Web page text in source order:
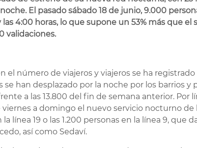
El pasado sábado 18 de junio, 9.000
4:00 horas, lo que supone un 53% más que el
validaciones.
el número de viajeros y viajeros se ha
se han desplazado por la noche por los barrios y
a las 13.800 del fin de semana anterior. Por
a domingo el nuevo servicio nocturno de
línea 19 o las 1.200 personas en la línea 9, que
así como Sedaví.